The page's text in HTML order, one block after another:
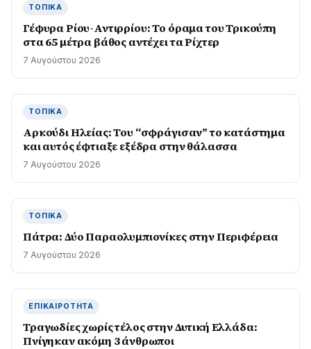
ΤΟΠΙΚΆ
Γέφυρα Ρίου-Αντιρρίου: Το όραμα του Τρικούπη
στα 65 μέτρα βάθος αντέχει τα Ρίχτερ
7 Αυγούστου 2026
ΤΟΠΙΚΆ
Αρκούδι Ηλείας: Του “σφράγισαν” το κατάστημα
και αυτός έφτιαξε εξέδρα στην θάλασσα
7 Αυγούστου 2026
ΤΟΠΙΚΆ
Πάτρα: Δύο Παραολυμπιονίκες στην Περιφέρεια
7 Αυγούστου 2026
ΕΠΙΚΑΙΡΌΤΗΤΑ
Τραγωδίες χωρίς τέλος στην Δυτική Ελλάδα:
Πνίγηκαν ακόμη 3 άνθρωποι